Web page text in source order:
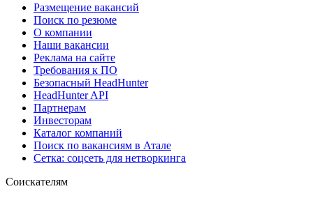
Размещение вакансий
Поиск по резюме
О компании
Наши вакансии
Реклама на сайте
Требования к ПО
Безопасный HeadHunter
HeadHunter API
Партнерам
Инвесторам
Каталог компаний
Поиск по вакансиям в Атале
Сетка: соцсеть для нетворкинга
Соискателям